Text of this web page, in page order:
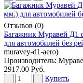
Отзывов (0)
Багажник Муравей Д1
для автомобилей без
muravey-d1-aero)
Производитель:
2917.00 Руб.
Купить